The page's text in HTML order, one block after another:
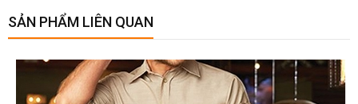
SẢN PHẨM LIÊN QUAN